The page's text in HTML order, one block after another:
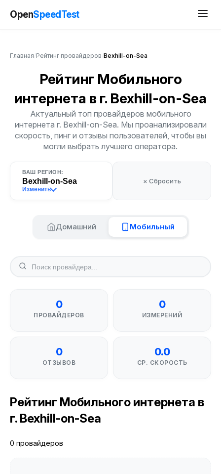
OpenSpeedTest
Главная Рейтинг провайдеров Bexhill-on-Sea
Рейтинг Мобильного
интернета в г. Bexhill-on-Sea
Актуальный топ провайдеров мобильного
интернета г. Bexhill-on-Sea. Мы проанализировали
скорость, пинг и отзывы пользователей, чтобы вы
могли выбрать лучшего оператора.
ВАШ РЕГИОН:
Bexhill-on-Sea
Изменить
× Сбросить
Домашний Мобильный
0
ПРОВАЙДЕРОВ
0
ИЗМЕРЕНИЙ
0
ОТЗЫВОВ
0.0
СР. СКОРОСТЬ
Рейтинг Мобильного интернета в
г. Bexhill-on-Sea
0 провайдеров